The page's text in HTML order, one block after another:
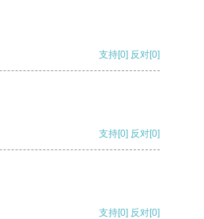
支持[0] 反对[0]
支持[0] 反对[0]
支持[0] 反对[0]